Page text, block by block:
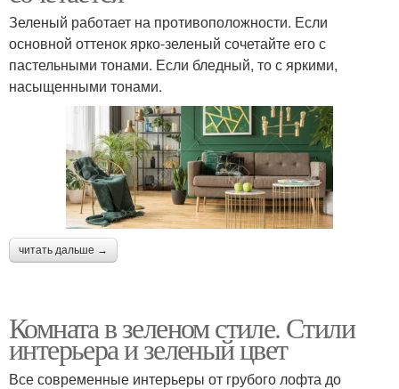
Зеленый работает на противоположности. Если
основной оттенок ярко-зеленый сочетайте его с
пастельными тонами. Если бледный, то с яркими,
насыщенными тонами.
читать дальше →
Комната в зеленом стиле. Стили
интерьера и зеленый цвет
Все современные интерьеры от грубого лофта до